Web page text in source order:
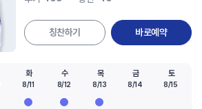
칭찬하기 바로예약
화
8/11
수
8/12
목
8/13
금
8/14
토
8/15